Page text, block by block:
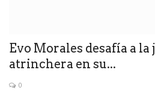
Evo Morales desafía a la
atrinchera en su...
0